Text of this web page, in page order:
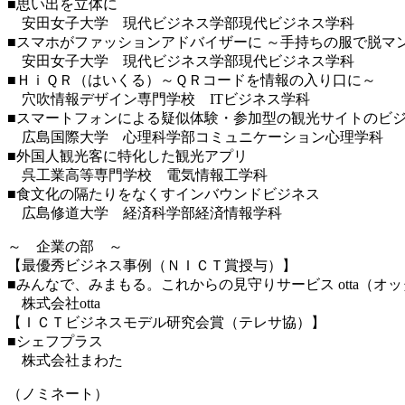
■思い出を立体に
安田女子大学 現代ビジネス学部現代ビジネス学科
■スマホがファッションアドバイザーに ～手持ちの服で脱マ
安田女子大学 現代ビジネス学部現代ビジネス学科
■ＨｉＱＲ（はいくる）～ＱＲコードを情報の入り口に～
穴吹情報デザイン専門学校 ITビジネス学科
■スマートフォンによる疑似体験・参加型の観光サイトのビ
広島国際大学 心理科学部コミュニケーション心理学科
■外国人観光客に特化した観光アプリ
呉工業高等専門学校 電気情報工学科
■食文化の隔たりをなくすインバウンドビジネス
広島修道大学 経済科学部経済情報学科
～ 企業の部 ～
【最優秀ビジネス事例（ＮＩＣＴ賞授与）】
■みんなで、みまもる。これからの見守りサービス otta（オッ
株式会社otta
【ＩＣＴビジネスモデル研究会賞（テレサ協）】
■シェフプラス
株式会社まわた
（ノミネート）